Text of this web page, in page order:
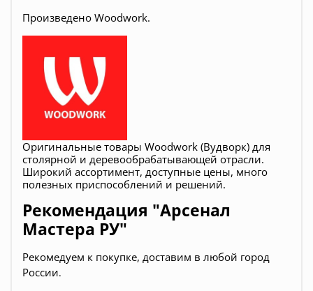
Произведено Woodwork.
Оригинальные товары Woodwork (Вудворк) для
столярной и деревообрабатывающей отрасли.
Широкий ассортимент, доступные цены, много
полезных приспособлений и решений.
Рекомендация "Арсенал
Мастера РУ"
Рекомедуем к покупке, доставим в любой город
России.